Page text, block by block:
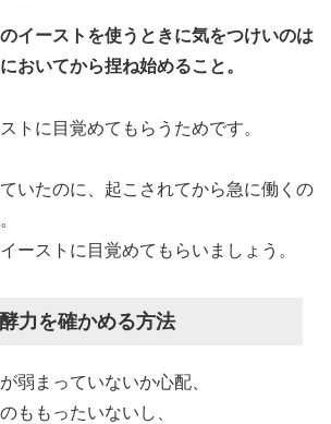
イーストを使うときに気をつけいのは
おいてから捏ね始めること。
トに目覚めてもらうためです。
いたのに、起こされてから急に働くの
ーストに目覚めてもらいましょう。
力を確かめる方法
弱まっていないか心配、
ももったいないし、